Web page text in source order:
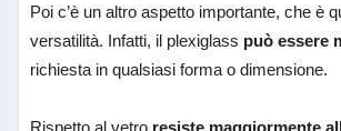
Poi c’è un altro aspetto importante, che è
versatilità. Infatti, il plexiglass può essere
richiesta in qualsiasi forma o dimensione.
Rispetto al vetro resiste maggiormente